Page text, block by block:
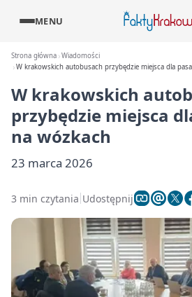
MENU
Strona główna Wiadomości
W krakowskich autobusach przybędzie miejsca dla
W krakowskich
przybędzie miejsca
na wózkach
23 marca 2026
3 min czytania Udostępnij